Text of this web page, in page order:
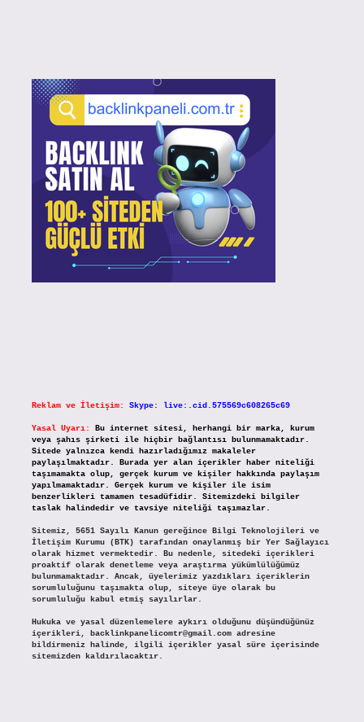
Reklam ve İletişim: Skype: live:.cid.575569c608265c69
Yasal Uyarı:
Bu internet sitesi, herhangi bir marka, kurum
veya şahıs şirketi ile hiçbir bağlantısı bulunmamaktadır.
Sitede yalnızca kendi hazırladığımız makaleler
paylaşılmaktadır. Burada yer alan içerikler haber niteliği
taşımamakta olup, gerçek kurum ve kişiler hakkında paylaşım
yapılmamaktadır. Gerçek kurum ve kişiler ile isim
benzerlikleri tamamen tesadüfidir. Sitemizdeki bilgiler
taslak halindedir ve tavsiye niteliği taşımazlar.
Sitemiz, 5651 Sayılı Kanun gereğince Bilgi Teknolojileri ve
İletişim Kurumu (BTK) tarafından onaylanmış bir Yer Sağlayıcı
olarak hizmet vermektedir. Bu nedenle, sitedeki içerikleri
proaktif olarak denetleme veya araştırma yükümlülüğümüz
bulunmamaktadır. Ancak, üyelerimiz yazdıkları içeriklerin
sorumluluğunu taşımakta olup, siteye üye olarak bu
sorumluluğu kabul etmiş sayılırlar.
Hukuka ve yasal düzenlemelere aykırı olduğunu düşündüğünüz
içerikleri,
backlinkpanelicomtr@gmail.comadresine
bildirmeniz halinde, ilgili içerikler yasal süre içerisinde
sitemizden kaldırılacaktır.